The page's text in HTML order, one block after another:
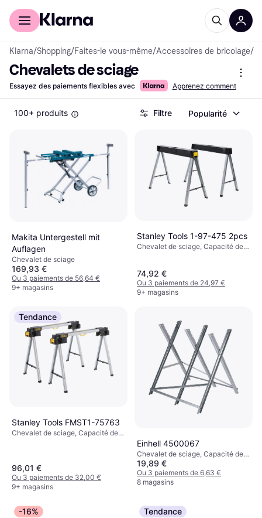
Acheter avec Klarna
Klarna/Shopping/Faites-le vous-même/Accessoires de bricolage/
Chevalets de sciage
Essayez des paiements flexibles avec Apprenez comment
100+ produits Filtre Popularité
Makita Untergestell mit
Auflagen
Chevalet de sciage
169,93 €
Ou 3 paiements de 56,64 €
9+ magasins
Stanley Tools 1-97-475 2pcs
Chevalet de sciage, Capacité de
74,92 €
Ou 3 paiements de 24,97 €
9+ magasins
Tendance
Stanley Tools FMST1-75763
Chevalet de sciage, Capacité de
96,01 €
Ou 3 paiements de 32,00 €
9+ magasins
Einhell 4500067
Chevalet de sciage, Capacité de
charge (max): 150kg
19,89 €
Ou 3 paiements de 6,63 €
8 magasins
-16% Tendance